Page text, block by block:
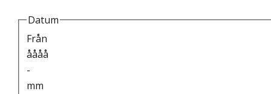
Datum
Från
åååå
-
mm